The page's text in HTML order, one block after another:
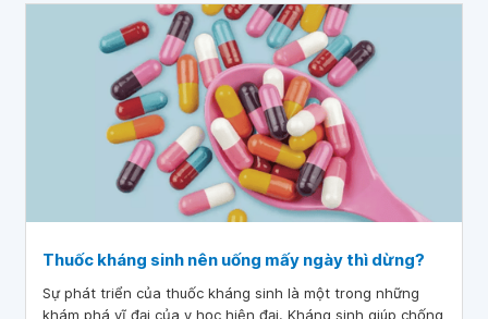
Thuốc kháng sinh nên uống mấy ngày thì dừng?
Sự phát triển của thuốc kháng sinh là một trong những
khám phá vĩ đại của y học hiện đại. Kháng sinh giúp chống